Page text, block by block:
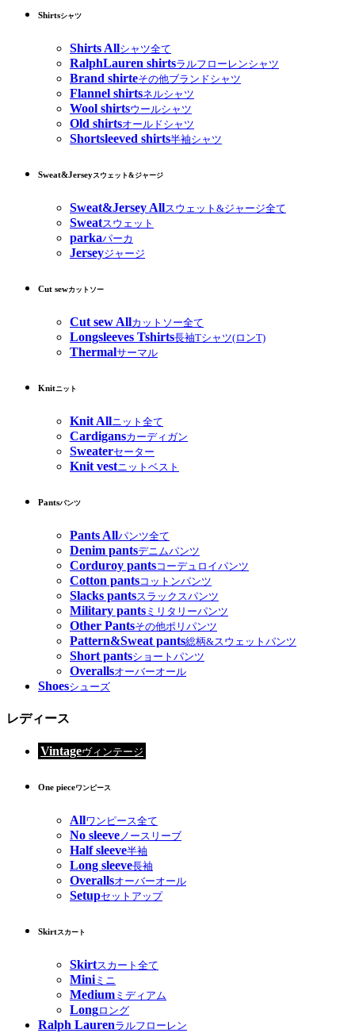
Shirtsシャツ
Shirts Allシャツ全て
RalphLauren shirtsラルフローレンシャツ
Brand shirteその他ブランドシャツ
Flannel shirtsネルシャツ
Wool shirtsウールシャツ
Old shirtsオールドシャツ
Shortsleeved shirts半袖シャツ
Sweat&Jerseyスウェット&ジャージ
Sweat&Jersey Allスウェット&ジャージ全て
Sweatスウェット
parkaパーカ
Jerseyジャージ
Cut sewカットソー
Cut sew Allカットソー全て
Longsleeves Tshirts長袖Tシャツ(ロンT)
Thermalサーマル
Knitニット
Knit Allニット全て
Cardigansカーディガン
Sweaterセーター
Knit vestニットベスト
Pantsパンツ
Pants Allパンツ全て
Denim pantsデニムパンツ
Corduroy pantsコーデュロイパンツ
Cotton pantsコットンパンツ
Slacks pantsスラックスパンツ
Military pants ミリタリーパンツ
Other Pantsその他ポリパンツ
Pattern&Sweat pants総柄&スウェットパンツ
Short pantsショートパンツ
Overallsオーバーオール
Shoesシューズ
レディース
Vintageヴィンテージ
One pieceワンピース
Allワンピース全て
No sleeveノースリーブ
Half sleeve半袖
Long sleeve長袖
Overallsオーバーオール
Setupセットアップ
Skirtスカート
Skirtスカート全て
Miniミニ
Medium ミディアム
Longロング
Ralph Laurenラルフローレン